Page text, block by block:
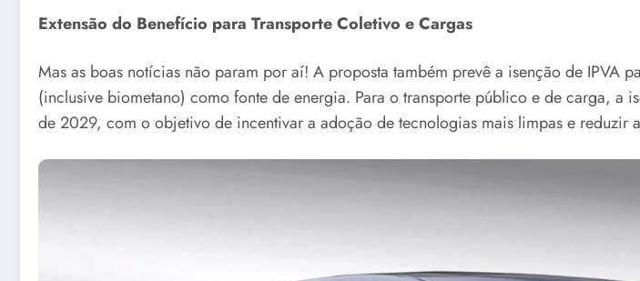
Extensão do Benefício para Transporte Coletivo e Cargas
Mas as boas notícias não param por aí! A proposta também prevê a isenção de IPVA
(inclusive biometano) como fonte de energia. Para o transporte público e de carga,
de 2029, com o objetivo de incentivar a adoção de tecnologias mais limpas e reduzir